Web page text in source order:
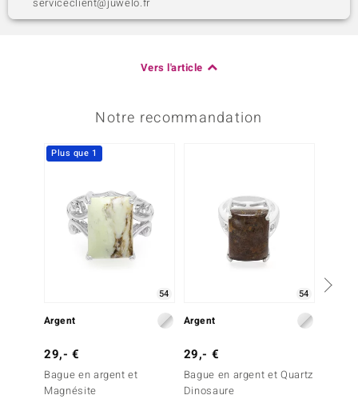
Vers l'article
Notre recommandation
Plus que 1
54
Argent
29,- €
Bague en argent et
Magnésite
54
Argent
29,- €
Bague en argent et Quartz
Dinosaure